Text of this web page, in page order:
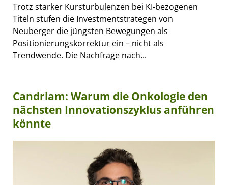
Trotz starker Kursturbulenzen bei KI-bezogenen
Titeln stufen die Investmentstrategen von
Neuberger die jüngsten Bewegungen als
Positionierungskorrektur ein – nicht als
Trendwende. Die Nachfrage nach...
Candriam: Warum die Onkologie den
nächsten Innovationszyklus anführen
könnte